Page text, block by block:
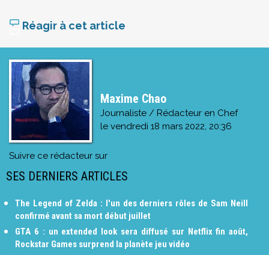
Réagir à cet article
Maxime Chao
Journaliste / Rédacteur en Chef
le vendredi 18 mars 2022, 20:36
Suivre ce rédacteur sur
SES DERNIERS ARTICLES
The Legend of Zelda : l'un des derniers rôles de Sam Neill
confirmé avant sa mort début juillet
GTA 6 : un extended look sera diffusé sur Netflix fin août,
Rockstar Games surprend la planète jeu vidéo